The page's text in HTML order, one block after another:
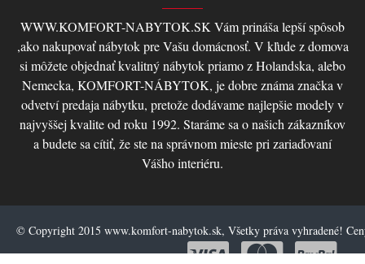
WWW.KOMFORT-NABYTOK.SK Vám prináša lepší spôsob
,ako nakupovať nábytok pre Vašu domácnosť. V kľude z domova
si môžete objednať kvalitný nábytok priamo z Holandska, alebo
Nemecka, KOMFORT-NÁBYTOK, je dobre známa značka v
odvetví predaja nábytku, pretože dodávame najlepšie modely v
najvyššej kvalite od roku 1992. Staráme sa o našich zákazníkov
a budete sa cítiť, že ste na správnom mieste pri zariaďovaní
Vášho interiéru.
© Copyright 2015 www.komfort-nabytok.sk, Všetky práva vyhradené!